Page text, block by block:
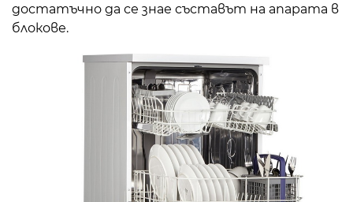
достатъчно да се знае съставът на апарата в
блокове.